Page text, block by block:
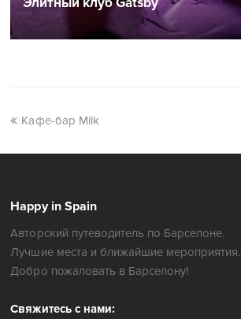
Кафе-бар Milk
Happy in Spain
Авторский путеводитель по Барселоне.
Лучшие места и ближайшие мероприятия.
Добро пожаловать в Барселону!
Свяжитесь с нами: